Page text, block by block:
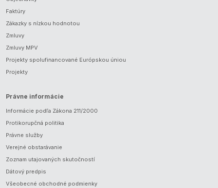
Faktúry
Zákazky s nízkou hodnotou
Zmluvy
Zmluvy MPV
Projekty spolufinancované Európskou úniou
Projekty
Právne informácie
Informácie podľa Zákona 211/2000
Protikorupčná politika
Právne služby
Verejné obstarávanie
Zoznam utajovaných skutočností
Dátový predpis
Všeobecné obchodné podmienky